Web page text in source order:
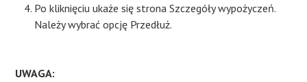
Po kliknięciu ukaże się strona Szczegóły wypożyczeń.
Należy wybrać opcję Przedłuż.
UWAGA: